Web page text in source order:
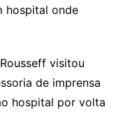
hospital onde
visitou
de imprensa
hospital por volta